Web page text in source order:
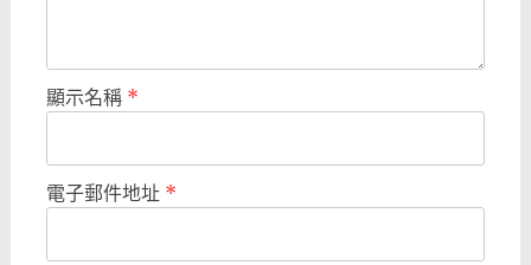
顯示名稱 *
電子郵件地址 *